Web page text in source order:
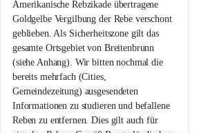
e
n
b
r
u
n
n
a
m
N
e
Amerikanische Rebzikade übertragene
Goldgelbe Vergilbung der Rebe verschont
geblieben. Als Sicherheitszone gilt das
gesamte Ortsgebiet von Breitenbrunn
(siehe Anhang). Wir bitten nochmal die
bereits mehrfach (Cities,
Gemeindezeitung) ausgesendeten
Informationen zu studieren und befallene
Reben zu entfernen. Dies gilt auch für